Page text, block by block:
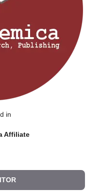
in
Affiliate